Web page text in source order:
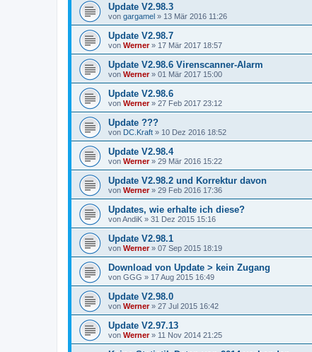
Update V2.98.3
von gargamel » 13 Mär 2016 11:26
Update V2.98.7
von Werner» 17 Mär 2017 18:57
Update V2.98.6 Virenscanner-Alarm
von Werner» 01 Mär 2017 15:00
Update V2.98.6
von Werner» 27 Feb 2017 23:12
Update ???
von DC.Kraft » 10 Dez 2016 18:52
Update V2.98.4
von Werner» 29 Mär 2016 15:22
Update V2.98.2 und Korrektur davon
von Werner» 29 Feb 2016 17:36
Updates, wie erhalte ich diese?
vonAndiK » 31 Dez 2015 15:16
Update V2.98.1
von Werner» 07 Sep 2015 18:19
Download von Update > kein Zugang
von GGG » 17 Aug 2015 16:49
Update V2.98.0
von Werner» 27 Jul 2015 16:42
Update V2.97.13
von Werner» 11 Nov 2014 21:25